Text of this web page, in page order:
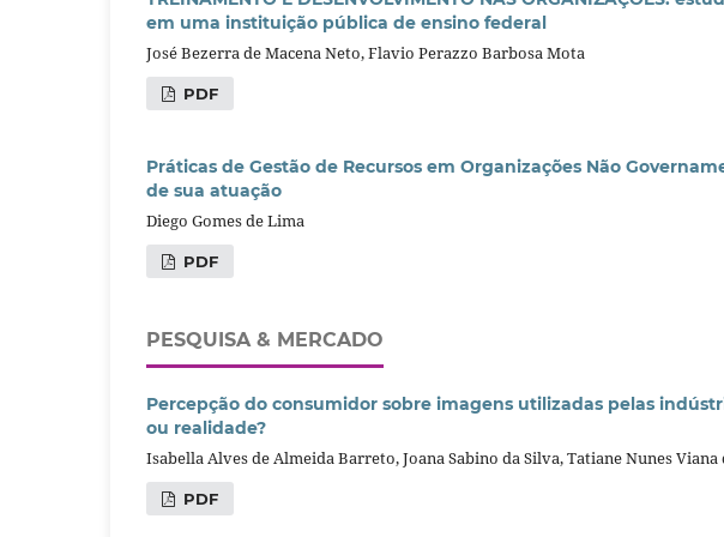
em uma instituição pública de ensino federal
José Bezerra de Macena Neto, Flavio Perazzo Barbosa Mota
PDF
Práticas de Gestão de Recursos em Organizações Não
de sua atuação
Diego Gomes de Lima
PDF
PESQUISA & MERCADO
Percepção do consumidor sobre imagens utilizadas pelas
ou realidade?
Isabella Alves de Almeida Barreto, Joana Sabino da Silva, Tatiane Nunes
PDF